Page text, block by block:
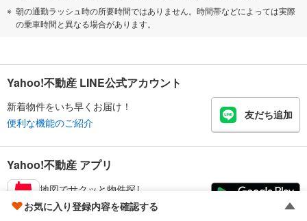
朝の通勤ラッシュ時の所要時間ではありません。時間帯などによっては実際
の乗車時間と異なる場合があります。
お気に入り登録内容を確認する
Yahoo!不動産 LINE公式アカウント
新着物件をいち早くお届け！
便利な機能のご紹介
友だち追加
Yahoo!不動産 アプリ
地図でサクッと物件探し
物件比較が手軽にできる